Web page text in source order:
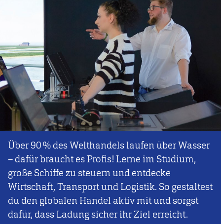
Über 90 % des Welthandels laufen über Wasser
– dafür braucht es Profis! Lerne im Studium,
große Schiffe zu steuern und entdecke
Wirtschaft, Transport und Logistik. So gestaltest
du den globalen Handel aktiv mit und sorgst
dafür, dass Ladung sicher ihr Ziel erreicht.